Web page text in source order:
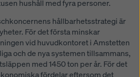
hushåll med fyra personer.
hållbarhetsstrategi är
För det första minskar
vid huvudkontoret i Amstetten
och de nya systemen tillsammans,
med 1450 ton per år. För det
fördelar eftersom det
cookie-inställningar).